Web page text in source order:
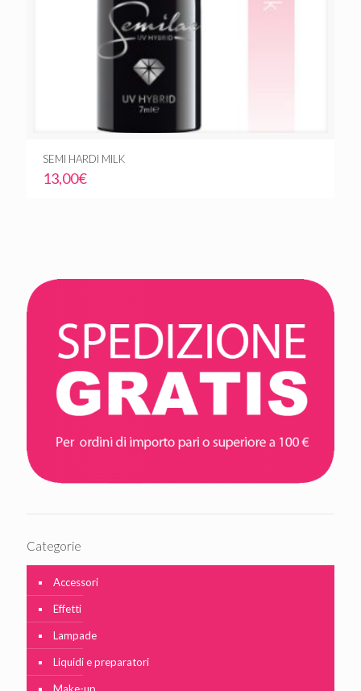
SEMI HARDI MILK
13,00€
Categorie
Accessori
Effetti
Lampade
Liquidi e preparatori
Make-up